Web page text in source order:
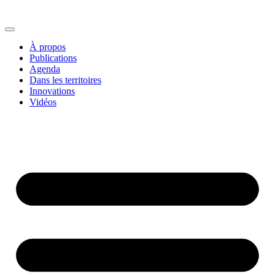
À propos
Publications
Agenda
Dans les territoires
Innovations
Vidéos